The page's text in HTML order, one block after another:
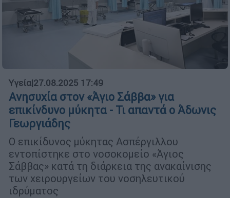
Υγεία|27.08.2025 17:49
Ανησυχία στον «Άγιο Σάββα» για
επικίνδυνο μύκητα - Τι απαντά ο Άδωνις
Γεωργιάδης
O επικίδυνος μύκητας Aσπέργιλλου
εντοπίστηκε στο νοσοκομείο «Άγιος
Σάββας» κατά τη διάρκεια της ανακαίνισης
των χειρουργείων του νοσηλευτικού
ιδρύματος